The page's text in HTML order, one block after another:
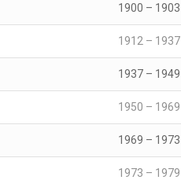
1900 – 1903
1912 – 1937
1937 – 1949
1950 – 1969
1969 – 1973
1973 – 1979